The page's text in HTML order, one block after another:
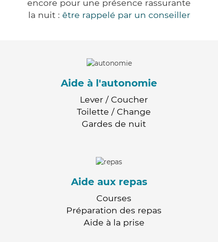
encore pour une présence rassurante
la nuit : être rappelé par un conseiller
Aide à l'autonomie
Lever / Coucher
Toilette / Change
Gardes de nuit
Aide aux repas
Courses
Préparation des repas
Aide à la prise